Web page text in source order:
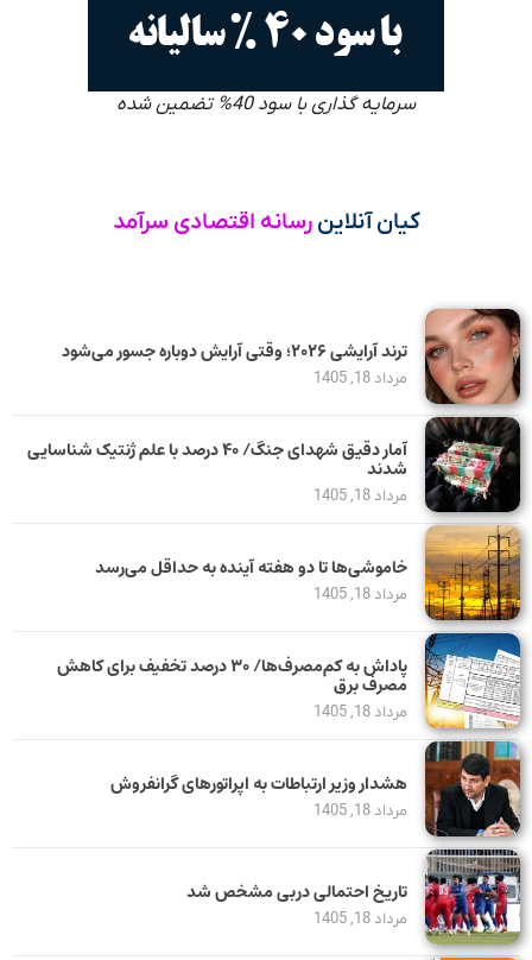
سرمایه گذاری با سود 40% تضمین شده
کیان آنلاین رسانه اقتصادی سرآمد
ترند آرایشی ۲۰۲۶؛ وقتی آرایش دوباره جسور می‌شود
مرداد 18, 1405
آمار دقیق شهدای جنگ/ ۴۰ درصد با علم ژنتیک شناسایی
شدند
مرداد 18, 1405
خاموشی‌ها تا دو هفته آینده به حداقل می‌رسد
مرداد 18, 1405
پاداش به کم‌مصرف‌ها/ ۳۰ درصد تخفیف برای کاهش
مصرف برق
مرداد 18, 1405
هشدار وزیر ارتباطات به اپراتورهای گرانفروش
مرداد 18, 1405
تاریخ احتمالی دربی مشخص شد
مرداد 18, 1405